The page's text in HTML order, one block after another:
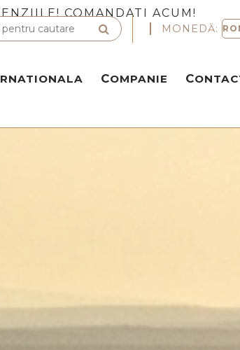
COMANDATI ACUM!
MONEDĂ:
COMPANIE